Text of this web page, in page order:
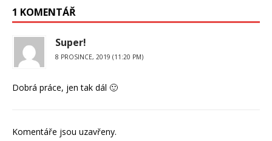
1 KOMENTÁŘ
Super!
8 PROSINCE, 2019 (11:20 PM)
Dobrá práce, jen tak dál 🙂
Komentáře jsou uzavřeny.